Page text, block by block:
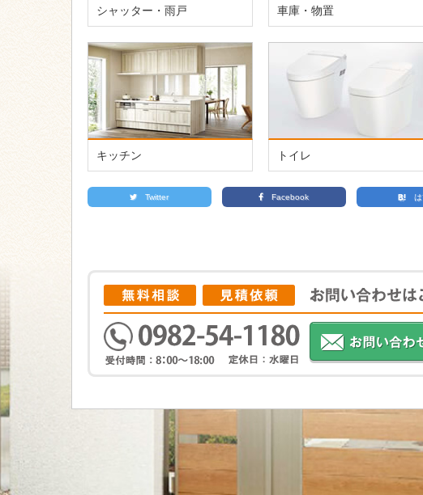
シャッター・雨戸 車庫・物置
キッチン トイレ
Twitter Facebook